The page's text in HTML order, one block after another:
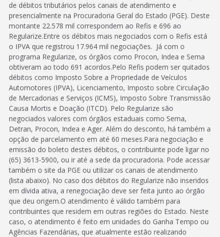
de débitos tributários pelos canais de atendimento e
presencialmente na Procuradoria Geral do Estado (PGE). Deste
montante 22.578 mil correspondem ao Refis e 696 ao
Regularize.Entre os débitos mais negociados com o Refis está
o IPVA que registrou 17.964 mil negociações. Já com o
programa Regularize, os órgãos como Procon, Indea e Sema
obtiveram ao todo 691 acordos.Pelo Refis podem ser quitados
débitos como Imposto Sobre a Propriedade de Veículos
Automotores (IPVA), Licenciamento, Imposto sobre Circulação
de Mercadorias e Serviços (ICMS), Imposto Sobre Transmissão
Causa Mortis e Doação (ITCD). Pelo Regularize são
negociados valores com órgãos estaduais como Sema,
Detran, Procon, Indea e Ager. Além do desconto, há também a
opção de parcelamento em até 60 meses.Para negociação e
emissão do boleto destes débitos, o contribuinte pode ligar no
(65) 3613-5900, ou ir até a sede da procuradoria. Pode acessar
também o site da PGE ou utilizar os canais de atendimento
(lista abaixo). No caso dos débitos do Regularize não inseridos
em dívida ativa, a renegociação deve ser feita junto ao órgão
que deu origem.O atendimento é válido também para
contribuintes que residem em outras regiões do Estado. Neste
caso, o atendimento é feito em unidades do Ganha Tempo ou
Agências Fazendárias, que atualmente estão realizando